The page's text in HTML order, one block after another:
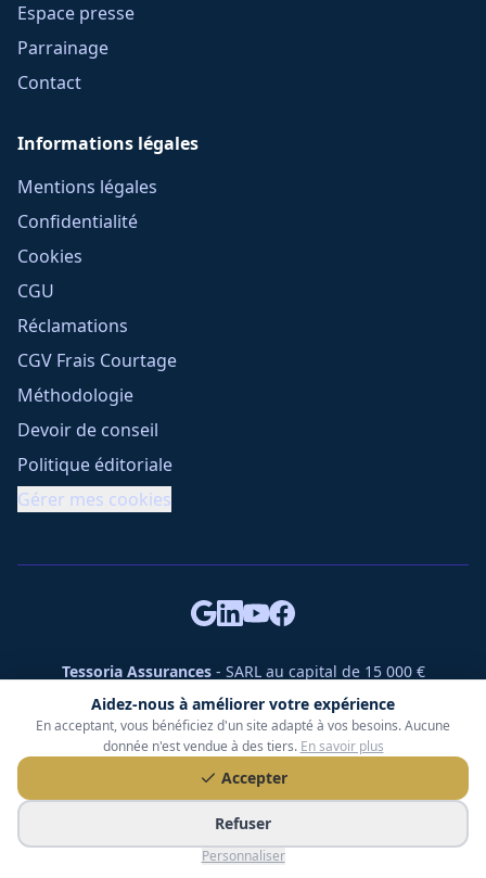
Aidez-nous à améliorer votre expérience
En acceptant, vous bénéficiez d'un site adapté à vos besoins. Aucune
donnée n'est vendue à des tiers. En savoir plus
Accepter
Refuser
Personnaliser
Espace presse
Parrainage
Contact
Informations légales
Mentions légales
Confidentialité
Cookies
CGU
Réclamations
CGV Frais Courtage
Méthodologie
Devoir de conseil
Politique éditoriale
Gérer mes cookies
Tessoria Assurances- SARL au capital de 15 000 €
ORIAS n° 25007309 - RCS 990 206 179 - Membre du réseau
360 Courtage
RC Pro : Klarity - Contrat n° CCOUK000785
49 chemin des Gardettes Sine, 06570 Saint-Paul-de-Vence
© Tessoria Assurances. Tous droits réservés.